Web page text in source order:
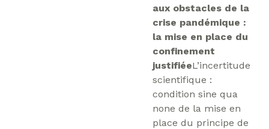
aux obstacles de la
crise pandémique :
la mise en place du
confinement
justifiéeL’incertitude
scientifique :
condition sine qua
none de la mise en
place du principe de